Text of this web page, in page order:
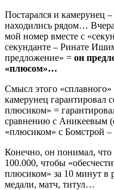
Постарался и камерунец
находились рядом…
мой номер вместе с
секунданте – Ринате
предложение» = он
«плюсом»…
Смысл этого
камерунец гарантировал
плюсиком» =
сравнению с Аникеевым
«плюсиком» с Бомстрой
Конечно, он понимал,
100.000, чтобы
плюсиком» за 10 минут в
медали, матч, титул…